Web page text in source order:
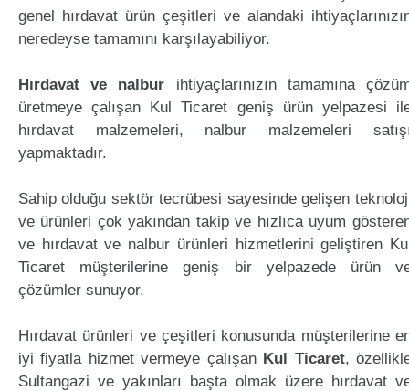
genel hırdavat ürün çeşitleri ve alandaki
neredeyse tamamını karşılayabiliyor.
Hırdavat ve nalbur ihtiyaçlarınızın tamamına
üretmeye çalışan Kul Ticaret geniş ürün yelpazesi
hırdavat malzemeleri, nalbur malzemeleri
yapmaktadır.
Sahip olduğu sektör tecrübesi sayesinde gelişen
ve ürünleri çok yakından takip ve hızlıca uyum
ve hırdavat ve nalbur ürünleri hizmetlerini geliştiren
Ticaret müşterilerine geniş bir yelpazede ürün
çözümler sunuyor.
Hırdavat ürünleri ve çeşitleri konusunda müşterilerine
iyi fiyatla hizmet vermeye çalışan Kul Ticaret,
Sultangazi ve yakınları başta olmak üzere hırdavat